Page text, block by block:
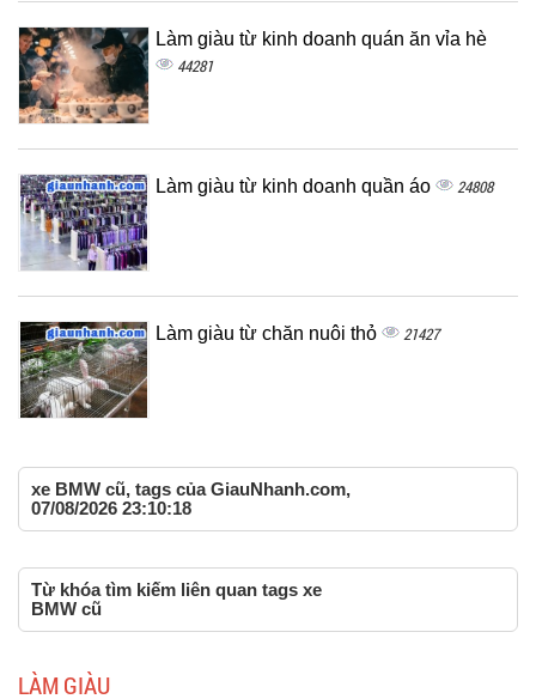
Làm giàu từ kinh doanh quán ăn vỉa hè
44281
Làm giàu từ kinh doanh quần áo 24808
Làm giàu từ chăn nuôi thỏ 21427
xe BMW cũ, tags của GiauNhanh.com,
07/08/2026 23:10:18
Từ khóa tìm kiếm liên quan tags xe
BMW cũ
LÀM GIÀU